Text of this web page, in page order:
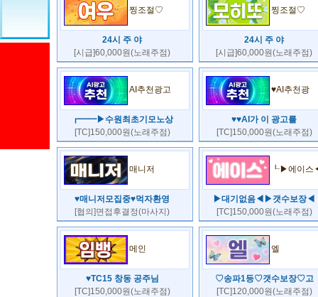
찡조절♡
24시 주 야
[시급]60,000원(노래주점)
찡조절♡
24시 주 야
[시급]60,000원(노래주점)
AI추천광고
┏━━▶수원최초기모노상
[TC]150,000원(노래주점)
♥AI추천광
♥♥AI가 이 광고를
[TC]150,000원(노래주점)
매니저
♥매니저모집중♥먹자환영
[협의]면접후결정(마사지)
┖▶에이
▶대기없음◀▶갯수보장◀
[TC]150,000원(노래주점)
메인
♥TC15 창동 공주님
[TC]150,000원(노래주점)
엘
♡송파1등♡갯수보장♡고
[TC]120,000원(노래주점)